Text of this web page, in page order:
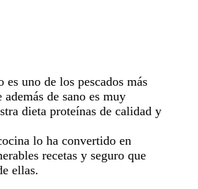
es uno de los pescados más
de sano es muy
dieta proteínas de calidad y
lo ha convertido en
recetas y seguro que
ellas.